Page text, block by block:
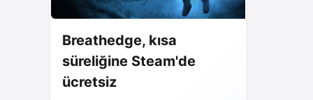
Breathedge, kısa
süreliğine Steam'de
ücretsiz